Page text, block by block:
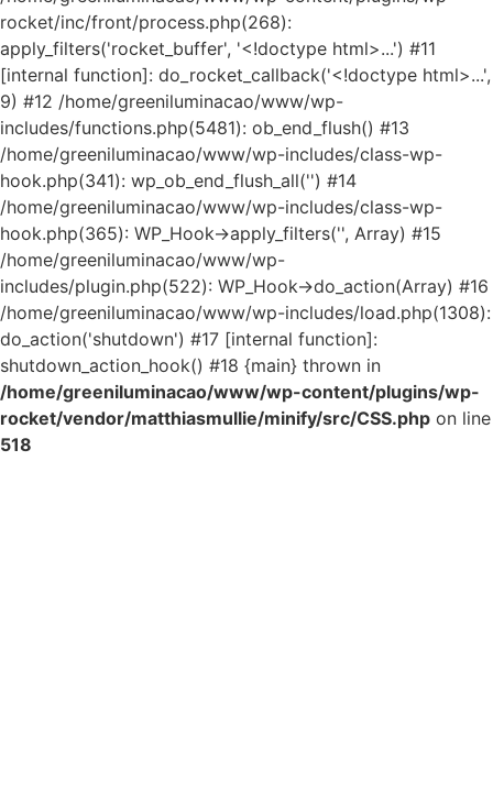
rocket/inc/front/process.php(268):
apply_filters('rocket_buffer', '<!doctype html>...') #11
[internal function]: do_rocket_callback('<!doctype html>...',
9) #12 /home/greeniluminacao/www/wp-
includes/functions.php(5481): ob_end_flush() #13
/home/greeniluminacao/www/wp-includes/class-wp-
hook.php(341): wp_ob_end_flush_all('') #14
/home/greeniluminacao/www/wp-includes/class-wp-
hook.php(365): WP_Hook->apply_filters('', Array) #15
/home/greeniluminacao/www/wp-
includes/plugin.php(522): WP_Hook->do_action(Array) #16
/home/greeniluminacao/www/wp-includes/load.php(1308):
do_action('shutdown') #17 [internal function]:
shutdown_action_hook() #18 {main} thrown in
/home/greeniluminacao/www/wp-content/plugins/wp-
rocket/vendor/matthiasmullie/minify/src/CSS.php on line
518